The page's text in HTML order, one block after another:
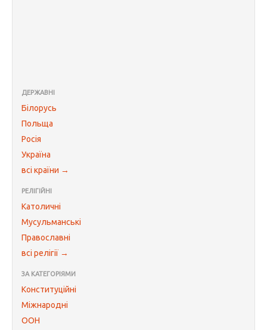
ДЕРЖАВНІ
Білорусь
Польща
Росія
Україна
всі країни →
РЕЛІГІЙНІ
Католичні
Мусульманські
Православні
всі релігії →
ЗА КАТЕГОРІЯМИ
Конституційні
Міжнародні
ООН